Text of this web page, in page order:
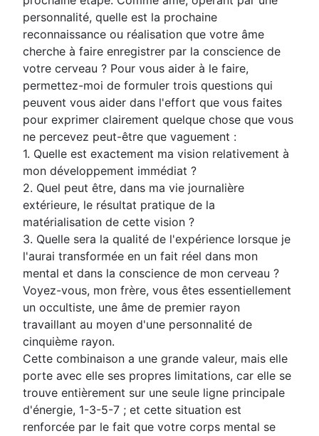
personnalité, quelle est la prochaine
reconnaissance ou réalisation que votre âme
cherche à faire enregistrer par la conscience de
votre cerveau ? Pour vous aider à le faire,
permettez-moi de formuler trois questions qui
peuvent vous aider dans l'effort que vous faites
pour exprimer clairement quelque chose que vous
ne percevez peut-être que vaguement :
1. Quelle est exactement ma vision relativement à
mon développement immédiat ?
2. Quel peut être, dans ma vie journalière
extérieure, le résultat pratique de la
matérialisation de cette vision ?
3. Quelle sera la qualité de l'expérience lorsque je
l'aurai transformée en un fait réel dans mon
mental et dans la conscience de mon cerveau ?
Voyez-vous, mon frère, vous êtes essentiellement
un occultiste, une âme de premier rayon
travaillant au moyen d'une personnalité de
cinquième rayon.
Cette combinaison a une grande valeur, mais elle
porte avec elle ses propres limitations, car elle se
trouve entièrement sur une seule ligne principale
d'énergie, 1-3-5-7 ; et cette situation est
renforcée par le fait que votre corps mental se